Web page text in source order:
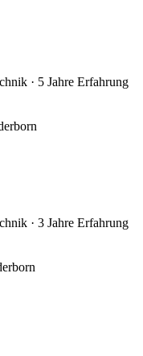
· 5 Jahre Erfahrung
· 3 Jahre Erfahrung